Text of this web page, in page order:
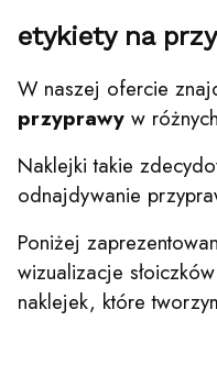
etykiety na
W naszej ofercie
przyprawy w
Naklejki takie
odnajdywanie
Poniżej
wizualizacje
naklejek, które